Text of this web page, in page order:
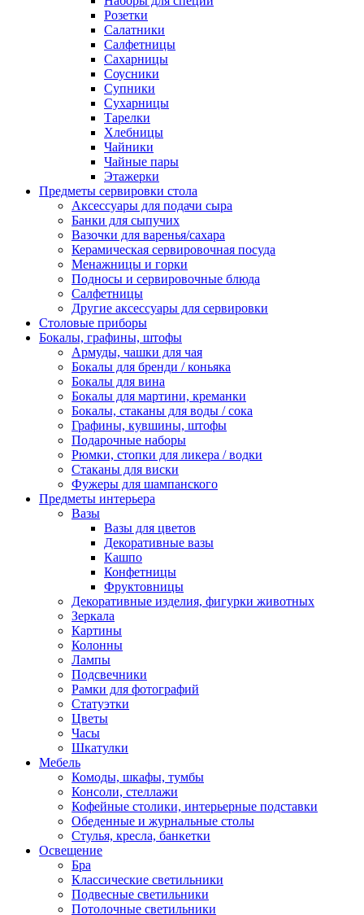
Розетки
Салатники
Салфетницы
Сахарницы
Соусники
Супники
Сухарницы
Тарелки
Хлебницы
Чайники
Чайные пары
Этажерки
Предметы сервировки стола
Аксессуары для подачи сыра
Банки для сыпучих
Вазочки для варенья/сахара
Керамическая сервировочная посуда
Менажницы и горки
Подносы и сервировочные блюда
Салфетницы
Другие аксессуары для сервировки
Столовые приборы
Бокалы, графины, штофы
Армуды, чашки для чая
Бокалы для бренди / коньяка
Бокалы для вина
Бокалы для мартини, креманки
Бокалы, стаканы для воды / сока
Графины, кувшины, штофы
Подарочные наборы
Рюмки, стопки для ликера / водки
Стаканы для виски
Фужеры для шампанского
Предметы интерьера
Вазы
Вазы для цветов
Декоративные вазы
Кашпо
Конфетницы
Фруктовницы
Декоративные изделия, фигурки животных
Зеркала
Картины
Колонны
Лампы
Подсвечники
Рамки для фотографий
Статуэтки
Цветы
Часы
Шкатулки
Мебель
Комоды, шкафы, тумбы
Консоли, стеллажи
Кофейные столики, интерьерные подставки
Обеденные и журнальные столы
Стулья, кресла, банкетки
Освещение
Бра
Классические светильники
Подвесные светильники
Потолочные светильники